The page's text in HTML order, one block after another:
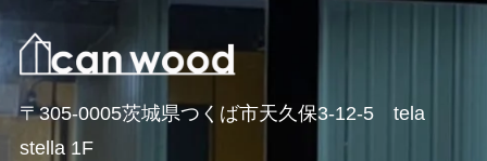
〒305-0005茨城県つくば市天久保3-12-5 tela
stella 1F